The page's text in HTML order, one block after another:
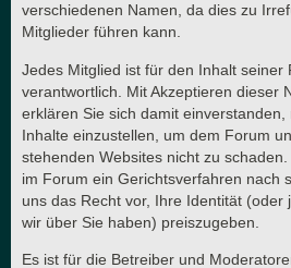
verschiedenen Namen, da dies zu
Mitglieder führen kann.
Jedes Mitglied ist für den Inhalt seiner
verantwortlich. Mit Akzeptieren dieser
erklären Sie sich damit einverstanden,
Inhalte einzustellen, um dem Forum
stehenden Websites nicht zu
im Forum ein Gerichtsverfahren nach
uns das Recht vor, Ihre Identität (oder
wir über Sie haben) preiszugeben.
Es ist für die Betreiber und